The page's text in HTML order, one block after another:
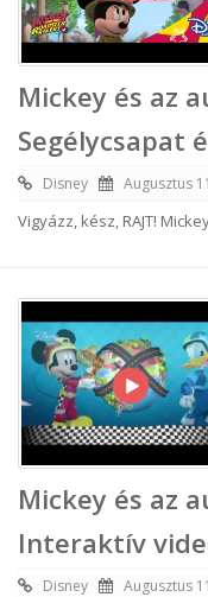
Mickey és az
Segélycsapat
Disney Augusztus
Vigyázz, kész, RAJT!
Mickey és az
Interaktív
Disney Augusztus